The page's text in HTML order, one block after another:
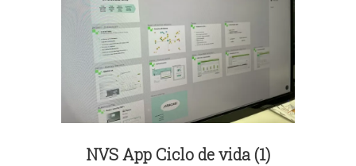
NVS App Ciclo de vida (1)